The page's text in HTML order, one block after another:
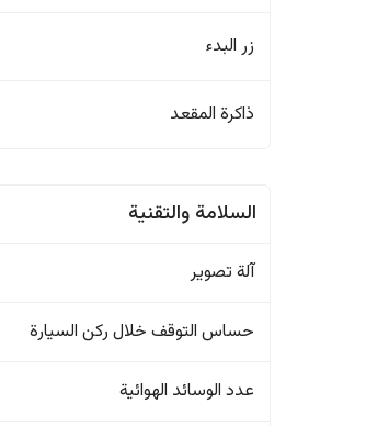
زر البدء
ذاكرة المقعد
السلامة والتقنية
آلة تصوير
حساس التوقف خلال ركن السيارة
عدد الوسائد الهوائية